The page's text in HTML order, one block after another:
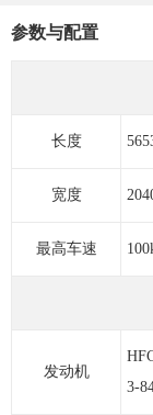
参数与配置
长度
宽度
最高车速
发动机
3-